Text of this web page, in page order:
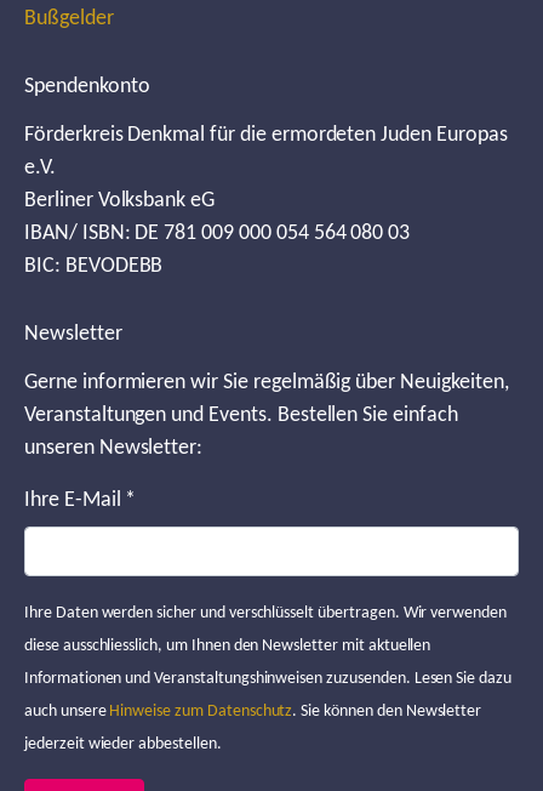
Bußgelder
Spendenkonto
Förderkreis Denkmal für die ermordeten Juden Europas
e.V.
Berliner Volksbank eG
IBAN/ ISBN: DE 781 009 000 054 564 080 03
BIC: BEVODEBB
Newsletter
Gerne informieren wir Sie regelmäßig über Neuigkeiten,
Veranstaltungen und Events. Bestellen Sie einfach
unseren Newsletter:
Ihre E-Mail *
Ihre Daten werden sicher und verschlüsselt übertragen. Wir verwenden
diese ausschliesslich, um Ihnen den Newsletter mit aktuellen
Informationen und Veranstaltungshinweisen zuzusenden. Lesen Sie dazu
auch unsere Hinweise zum Datenschutz. Sie können den Newsletter
jederzeit wieder abbestellen.